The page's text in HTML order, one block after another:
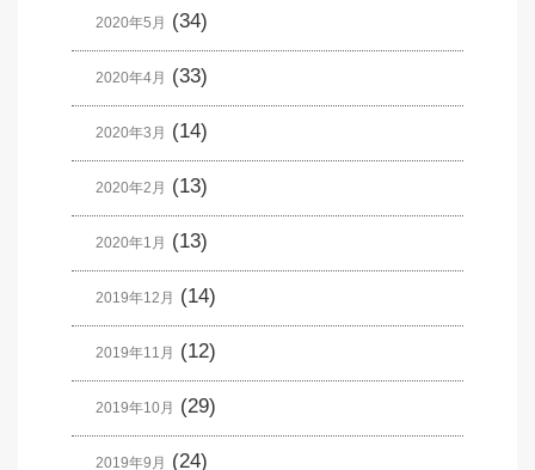
2020年5月 (34)
2020年4月 (33)
2020年3月 (14)
2020年2月 (13)
2020年1月 (13)
2019年12月 (14)
2019年11月 (12)
2019年10月 (29)
2019年9月 (24)